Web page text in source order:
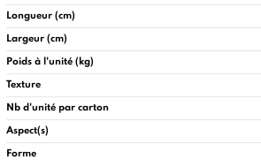
Longueur (cm)
Largeur (cm)
Poids à l'unité (kg)
Texture
Nb d'unité par carton
Aspect(s)
Forme